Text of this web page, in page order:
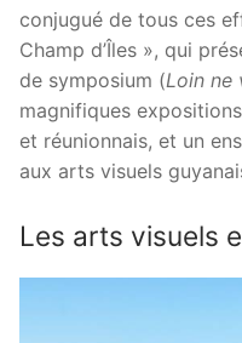
conjugué de tous ces
Champ d’Îles », qui
de symposium (Loin ne
magnifiques
et réunionnais, et un
aux arts visuels
Les arts visuels